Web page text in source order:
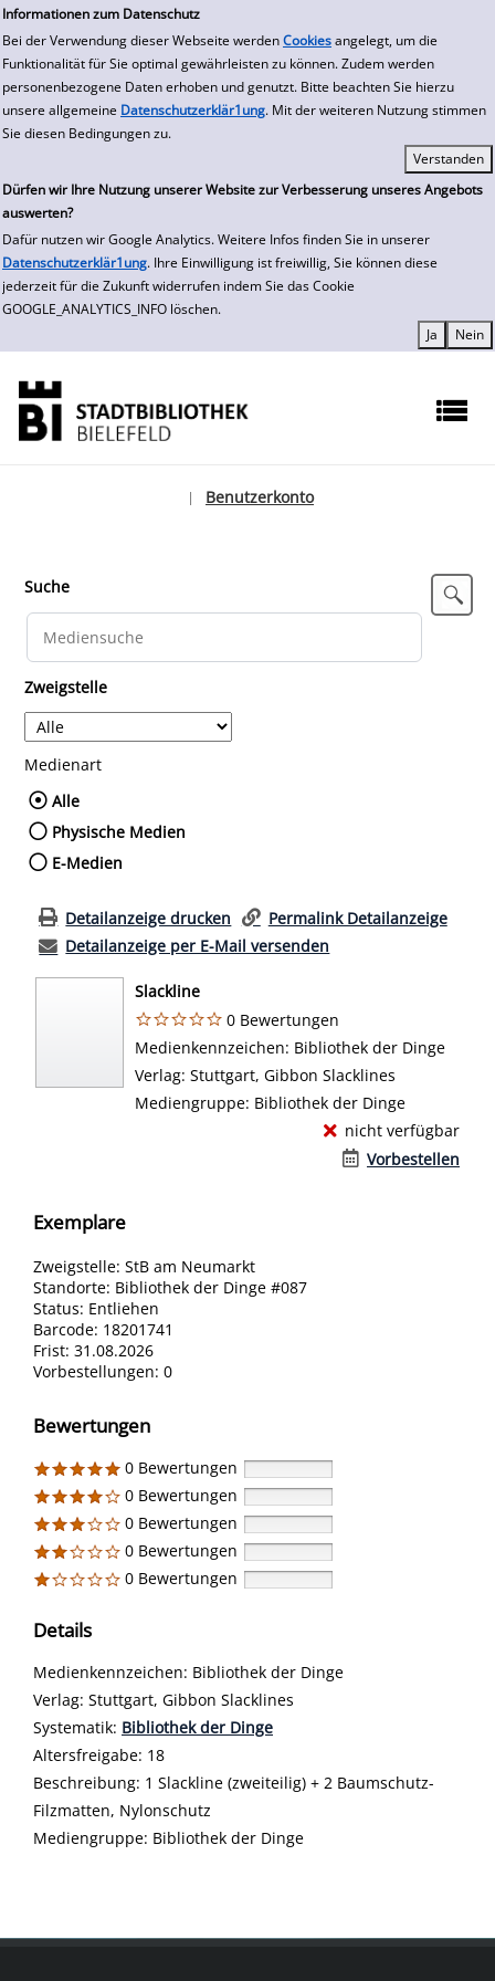
Informationen zum Datenschutz
Bei der Verwendung dieser Webseite werden Cookies angelegt, um die
Funktionalität für Sie optimal gewährleisten zu können. Zudem werden
personenbezogene Daten erhoben und genutzt. Bitte beachten Sie hierzu
unsere allgemeine Datenschutzerklär1ung. Mit der weiteren Nutzung stimmen
Sie diesen Bedingungen zu.
Dürfen wir Ihre Nutzung unserer Website zur Verbesserung unseres Angebots
auswerten?
Dafür nutzen wir Google Analytics. Weitere Infos finden Sie in unserer
Datenschutzerklär1ung. Ihre Einwilligung ist freiwillig, Sie können diese
jederzeit für die Zukunft widerrufen indem Sie das Cookie
GOOGLE_ANALYTICS_INFO löschen.
zur Navigation springen
zum Inhalt springen
Zur Detailanzeige springen
Benutzerkonto
Suche
Zweigstelle
Medienart
Wählen Sie die Medienart nach der Sie
Alle
Physische Medien
E-Medien
Detailanzeige drucken
Permalink Detailanzeige
Detailanzeige per E-Mail versenden
Slackline
0 Bewertungen
Suche nach diesem Verfasser
Medienkennzeichen: Bibliothek der Dinge
Verlag: Stuttgart, Gibbon Slacklines
Mediengruppe: Bibliothek der Dinge
nicht verfügbar
Vorbestellen
Exemplare
Zweigstelle: StB am Neumarkt
Standorte: Bibliothek der Dinge #087
Status: Entliehen
Barcode: 18201741
Frist: 31.08.2026
Vorbestellungen: 0
Bewertungen
0 Bewertungen
0 Bewertungen
0 Bewertungen
0 Bewertungen
0 Bewertungen
Details
Suche nach diesem Verfasser
Medienkennzeichen: Bibliothek der Dinge
Verlag: Stuttgart, Gibbon Slacklines
opens in new tab
Diesen Link in neuem Tab öffnen
Systematik: Suche nach dieser Systematik
Bibliothek der Dinge
Suche nach diesem Interessenskreis
Altersfreigabe: 18
Beschreibung: 1 Slackline (zweiteilig) + 2 Baumschutz-
Filzmatten, Nylonschutz
Suche nach dieser Beteiligten Person
Mediengruppe: Bibliothek der Dinge